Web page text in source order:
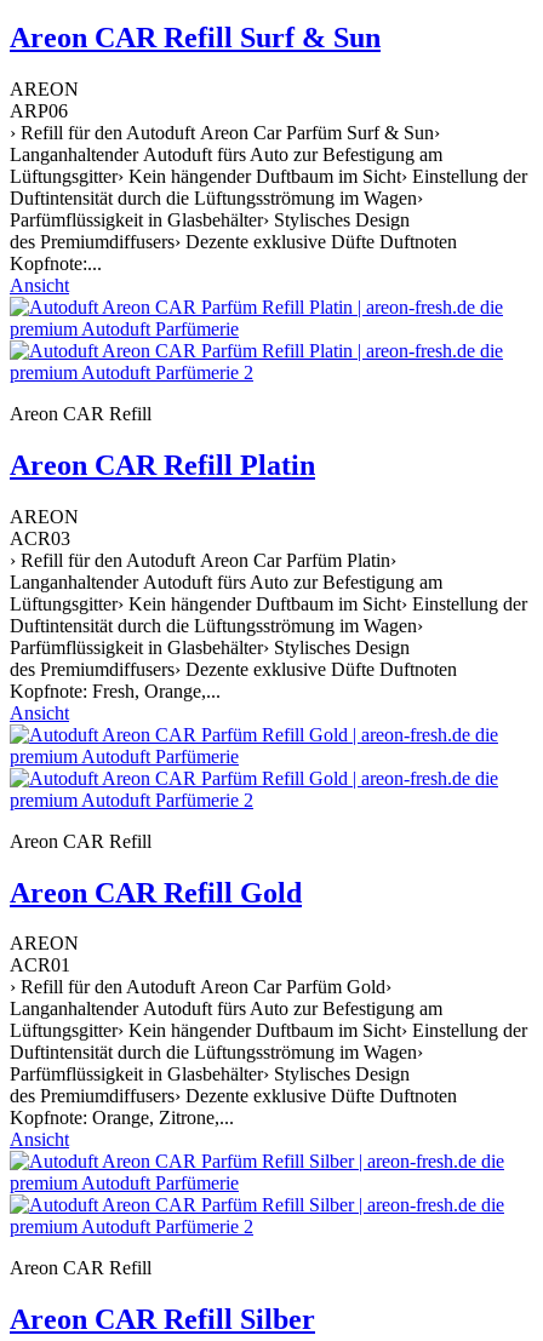
Areon CAR Refill Surf & Sun
AREON
ARP06
› Refill für den Autoduft Areon Car Parfüm Surf & Sun›
Langanhaltender Autoduft fürs Auto zur Befestigung am
Lüftungsgitter› Kein hängender Duftbaum im Sicht› Einstellung der
Duftintensität durch die Lüftungsströmung im Wagen›
Parfümflüssigkeit in Glasbehälter› Stylisches Design
des Premiumdiffusers› Dezente exklusive Düfte Duftnoten
Kopfnote:...
Ansicht
Areon CAR Refill
Areon CAR Refill Platin
AREON
ACR03
› Refill für den Autoduft Areon Car Parfüm Platin›
Langanhaltender Autoduft fürs Auto zur Befestigung am
Lüftungsgitter› Kein hängender Duftbaum im Sicht› Einstellung der
Duftintensität durch die Lüftungsströmung im Wagen›
Parfümflüssigkeit in Glasbehälter› Stylisches Design
des Premiumdiffusers› Dezente exklusive Düfte Duftnoten
Kopfnote: Fresh, Orange,...
Ansicht
Areon CAR Refill
Areon CAR Refill Gold
AREON
ACR01
› Refill für den Autoduft Areon Car Parfüm Gold›
Langanhaltender Autoduft fürs Auto zur Befestigung am
Lüftungsgitter› Kein hängender Duftbaum im Sicht› Einstellung der
Duftintensität durch die Lüftungsströmung im Wagen›
Parfümflüssigkeit in Glasbehälter› Stylisches Design
des Premiumdiffusers› Dezente exklusive Düfte Duftnoten
Kopfnote: Orange, Zitrone,...
Ansicht
Areon CAR Refill
Areon CAR Refill Silber